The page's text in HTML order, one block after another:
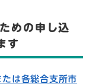
めの申し込
す
は各総合支所市